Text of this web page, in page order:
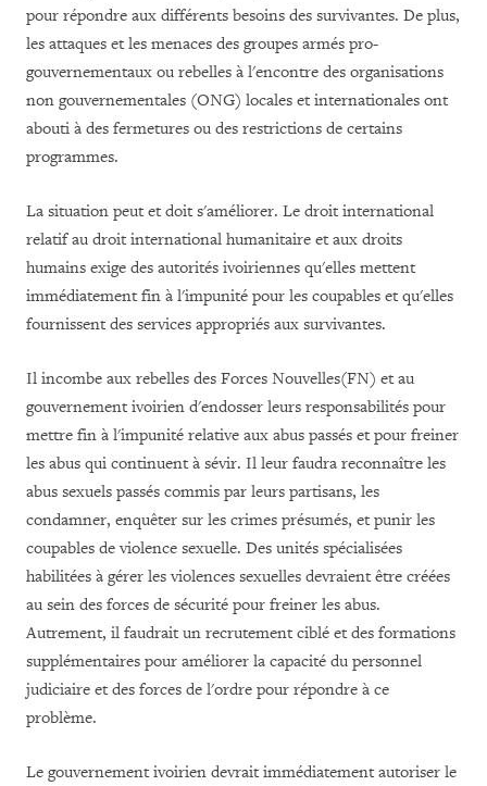
pour répondre aux différents besoins des survivantes. De plus,
les attaques et les menaces des groupes armés pro-
gouvernementaux ou rebelles à l'encontre des organisations
non gouvernementales (ONG) locales et internationales ont
abouti à des fermetures ou des restrictions de certains
programmes.
La situation peut et doit s'améliorer. Le droit international
relatif au droit international humanitaire et aux droits
humains exige des autorités ivoiriennes qu'elles mettent
immédiatement fin à l'impunité pour les coupables et qu'elles
fournissent des services appropriés aux survivantes.
Il incombe aux rebelles des Forces Nouvelles(FN) et au
gouvernement ivoirien d'endosser leurs responsabilités pour
mettre fin à l'impunité relative aux abus passés et pour freiner
les abus qui continuent à sévir. Il leur faudra reconnaître les
abus sexuels passés commis par leurs partisans, les
condamner, enquêter sur les crimes présumés, et punir les
coupables de violence sexuelle. Des unités spécialisées
habilitées à gérer les violences sexuelles devraient être créées
au sein des forces de sécurité pour freiner les abus.
Autrement, il faudrait un recrutement ciblé et des formations
supplémentaires pour améliorer la capacité du personnel
judiciaire et des forces de l'ordre pour répondre à ce
problème.
Le gouvernement ivoirien devrait immédiatement autoriser le